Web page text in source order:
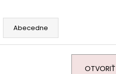
Abecedne
OTVORIŤ
Odporúčame